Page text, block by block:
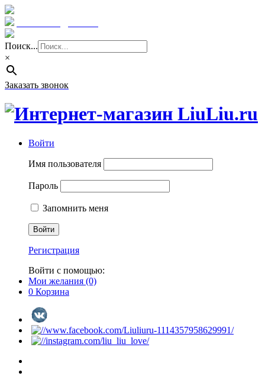
Поиск...
×
Заказать звонок
Войти
Имя пользователя
Пароль
Запомнить меня
Регистрация
Войти с помощью:
Мои желания (0)
0 Корзина